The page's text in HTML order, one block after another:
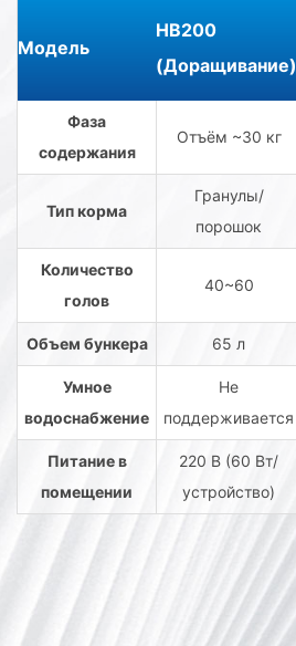
Модель
HB200
(Доращивание)
Фаза
содержания
Отъём ~30 кг
Тип корма
Гранулы/
порошок
Количество
голов
40~60
Объем бункера 65 л
Умное
водоснабжение
Не
поддерживается
Питание в
помещении
220 В (60 Вт/
устройство)